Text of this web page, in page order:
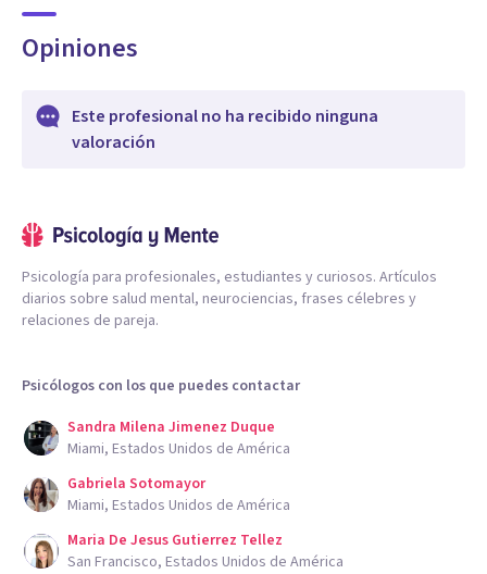
Opiniones
Este profesional no ha recibido ninguna
valoración
Psicología para profesionales, estudiantes y curiosos. Artículos
diarios sobre salud mental, neurociencias, frases célebres y
relaciones de pareja.
Psicólogos con los que puedes contactar
Sandra Milena Jimenez Duque
Miami, Estados Unidos de América
Gabriela Sotomayor
Miami, Estados Unidos de América
Maria De Jesus Gutierrez Tellez
San Francisco, Estados Unidos de América